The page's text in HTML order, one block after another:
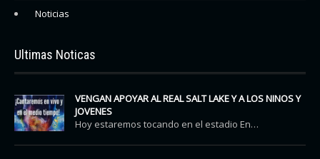
Noticias
Ultimas Noticas
VENGAN APOYAR AL REAL SALT LAKE Y A LOS NINOS Y
JOVENES
Hoy estaremos tocando en el estadio En…